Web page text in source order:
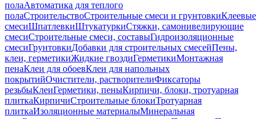
полаАвтоматика для теплого
полаСтроительствоСтроительные смеси и грунтовкиКлеевые
смесиШпатлевкиШтукатуркиСтяжки, самонивелирующие
смесиСтроительные смеси, составыГидроизоляционные
смесиГрунтовкиДобавки для строительных смесейПены,
клеи, герметикиЖидкие гвоздиГерметикиМонтажная
пенаКлеи для обоевКлеи для напольных
покрытийОчистители, растворителиФиксаторы
резьбыКлеиГерметики, пеныКирпичи, блоки, тротуарная
плиткаКирпичиСтроительные блокиТротуарная
плиткаИзоляционные материалыМинеральная